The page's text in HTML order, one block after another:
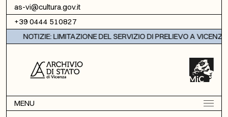
Vai al contenuto
as-vi@cultura.gov.it
+39 0444 510827
NOTIZIE: LIMITAZIONE DEL SERVIZIO DI PRELIEVO A VICENZA
MENU